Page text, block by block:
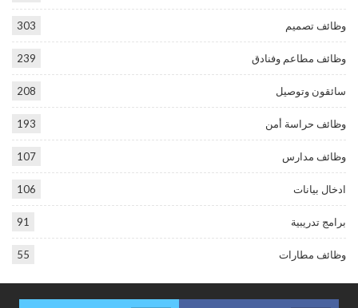
وظائف تصميم 303
وظائف مطاعم وفنادق 239
سائقون وتوصيل 208
وظائف حراسة أمن 193
وظائف مدارس 107
ادخال بيانات 106
برامج تدريبية 91
وظائف مطارات 55